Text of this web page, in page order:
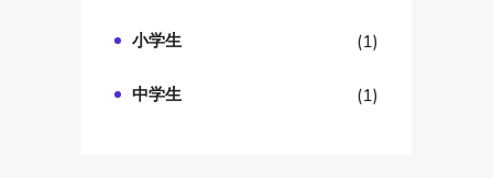
小学生 (1)
中学生 (1)